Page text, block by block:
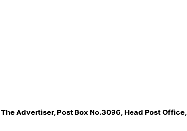
The Advertiser, Post Box No.3096, Head Post Office,